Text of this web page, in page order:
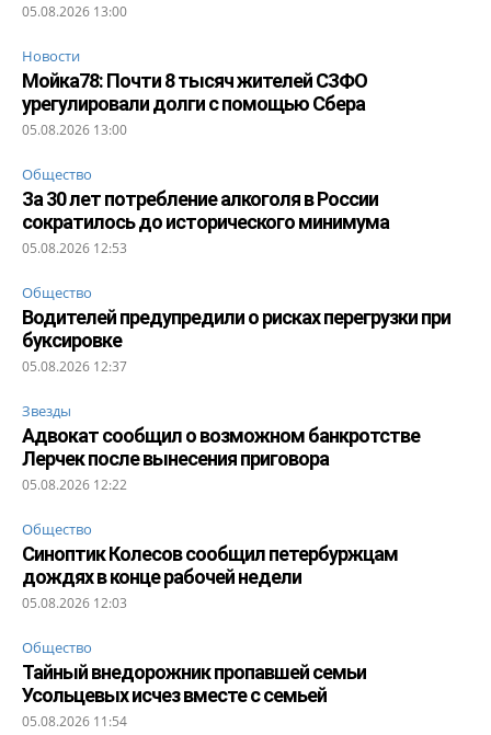
05.08.2026 13:00
Новости
Мойка78: Почти 8 тысяч жителей СЗФО
урегулировали долги с помощью Сбера
05.08.2026 13:00
Общество
За 30 лет потребление алкоголя в России
сократилось до исторического минимума
05.08.2026 12:53
Общество
Водителей предупредили о рисках перегрузки при
буксировке
05.08.2026 12:37
Звезды
Адвокат сообщил о возможном банкротстве
Лерчек после вынесения приговора
05.08.2026 12:22
Общество
Синоптик Колесов сообщил петербуржцам
дождях в конце рабочей недели
05.08.2026 12:03
Общество
Тайный внедорожник пропавшей семьи
Усольцевых исчез вместе с семьей
05.08.2026 11:54